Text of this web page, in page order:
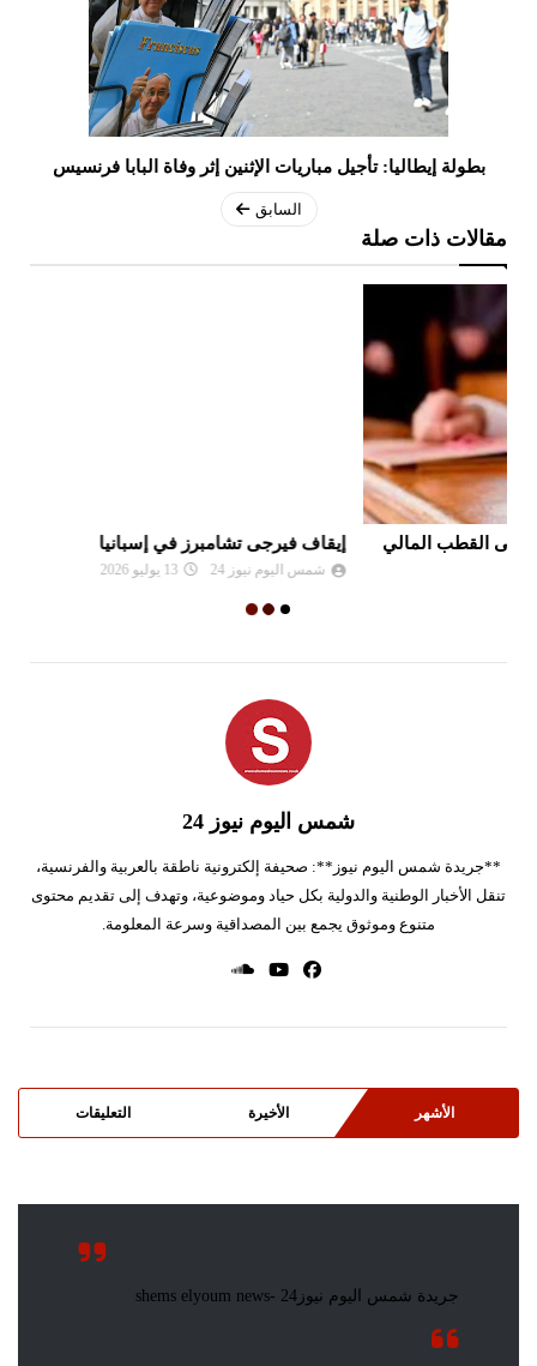
بطولة إيطاليا: تأجيل مباريات الإثنين إثر وفاة البابا فرنسيس
السابق
مقالات ذات صلة
إيقاف فيرجى تشامبرز في إسبانيا
13 يوليو 2026
شمس اليوم نيوز 24
**جريدة شمس اليوم نيوز**: صحيفة إلكترونية ناطقة بالعربية والفرنسية،
تنقل الأخبار الوطنية والدولية بكل حياد وموضوعية، وتهدف إلى تقديم محتوى
متنوع وموثوق يجمع بين المصداقية وسرعة المعلومة.
الأشهر الأخيرة التعليقات